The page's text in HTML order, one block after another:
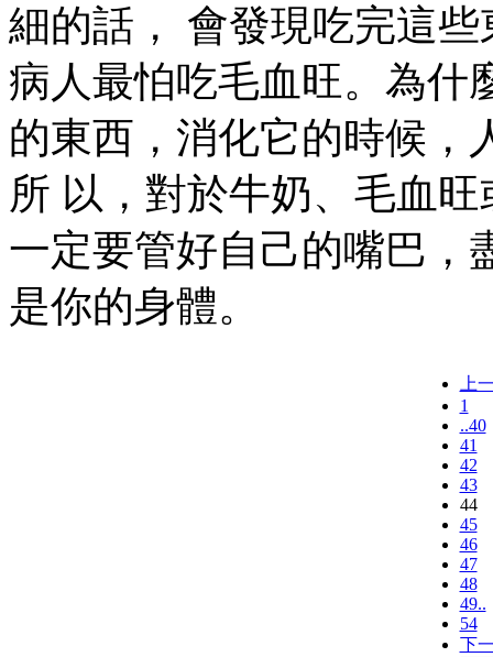
細的話， 會發現吃完這
病人最怕吃毛血旺。為什
的東西，消化它的時候，
所 以，對於牛奶、毛血
一定要管好自己的嘴巴，
是你的身體。
上
1
..40
41
42
43
44
45
46
47
48
49..
54
下